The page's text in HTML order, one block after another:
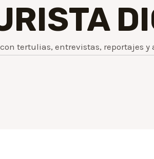
tertulias, entrevistas, reportajes y